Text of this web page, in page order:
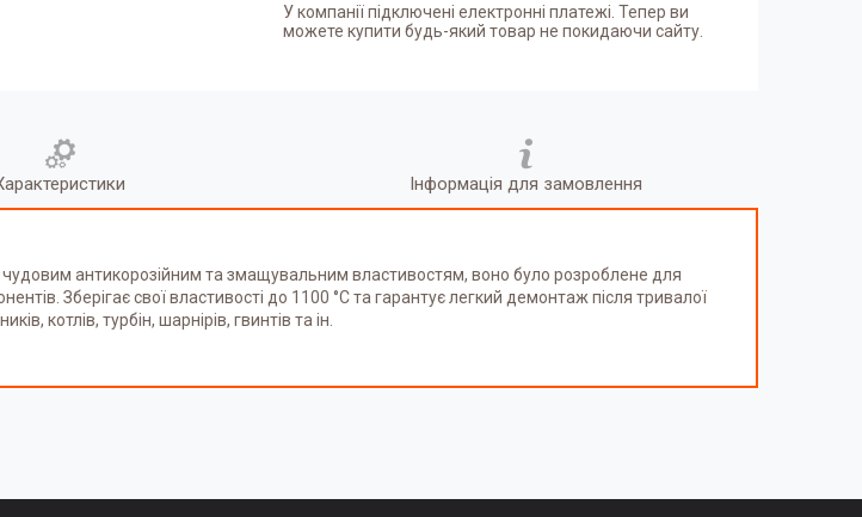
У компанії підключені електронні платежі. Тепер ви
можете купити будь-який товар не покидаючи сайту.
Інформація для замовлення
антикорозійним та змащувальним властивостям, воно було розроблене для
Зберігає свої властивості до 1100 °C та гарантує легкий демонтаж після тривалої
котлів, турбін, шарнірів, гвинтів та ін.